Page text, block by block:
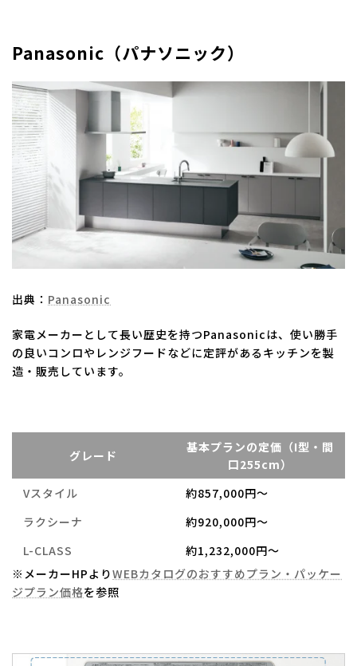
Panasonic（パナソニック）
出典： Panasonic
家電メーカーとして長い歴史を持つPanasonicは、使い勝手
の良いコンロやレンジフードなどに定評があるキッチンを製
造・販売しています。
グレード
基本プランの定価（I型・間
口255cm）
Vスタイル
約857,000円～
ラクシーナ
約920,000円～
L-CLASS
約1,232,000円～
※メーカーHPよりWEBカタログのおすすめプラン・パッケー
ジプラン価格を参照